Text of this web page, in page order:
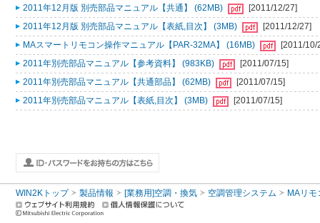
2011年12月版 別売部品マニュアル【共通】 (62MB)
[2011/12/27]
2011年12月版 別売部品マニュアル【表紙,目次】 (3MB)
[2011/12/27]
MAスマートリモコン操作マニュアル【PAR-32MA】 (16MB)
[2011/10/
2011年別売部品マニュアル【参考資料】 (983KB)
[2011/07/15]
2011年別売部品マニュアル【共通部品】 (62MB)
[2011/07/15]
2011年別売部品マニュアル【表紙,目次】 (3MB)
[2011/07/15]
WIN2Kトップ 製品情報 [業務用]空調・換気 空調管理システム MAリモ